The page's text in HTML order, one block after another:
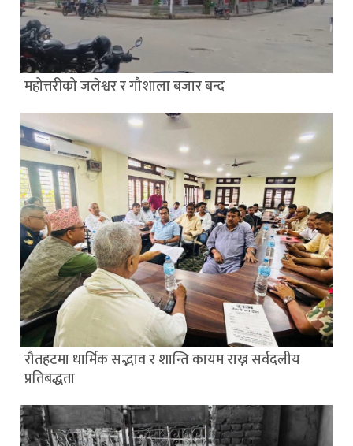
महोत्तरीको जलेश्वर र गौशाला बजार बन्द
रौतहटमा धार्मिक सद्भाव र शान्ति कायम राख्न सर्वदलीय
प्रतिबद्धता